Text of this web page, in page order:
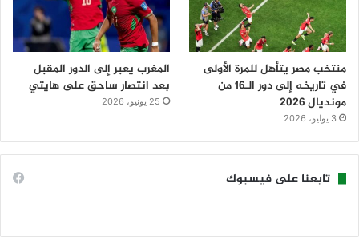
منتخب مصر يتأهل للمرة الأولى
في تاريخه إلى دور الـ16 من
مونديال 2026
3 يوليو، 2026
المغرب يعبر إلى الدور المقبل
بعد انتصار ساحق على هايتي
25 يونيو، 2026
تابعنا على فيسبوك